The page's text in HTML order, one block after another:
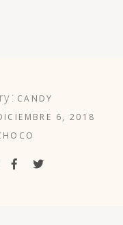
: CANDY
6, 2018